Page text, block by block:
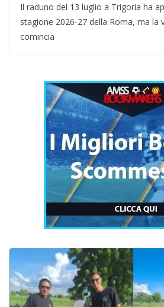
Il raduno del 13 luglio a Trigoria ha
stagione 2026-27 della Roma, ma la
comincia